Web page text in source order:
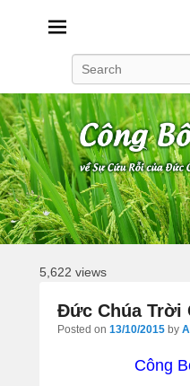
5,622 views
Đức Chúa Trời
Posted on 13/10/2015 by
Công